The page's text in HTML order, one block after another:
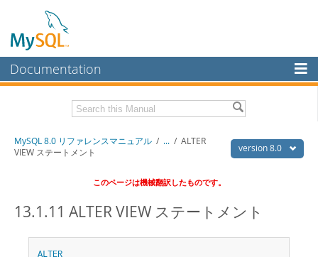
Documentation
MySQL Enterprise
Workbench
Connectors
More
Download this Manual version 8.0
MySQL 8.0 リファレンスマニュアル / ... / ALTER
VIEW ステートメント
このページは機械翻訳したものです。
13.1.11 ALTER VIEW ステートメント
ALTER